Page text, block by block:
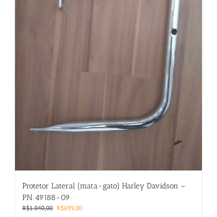
Protetor Lateral (mata-gato) Harley Davidson –
PN 49188-09
R$1.040,00 Original
R$699,00Current